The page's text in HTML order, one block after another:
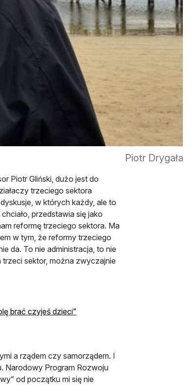
Piotr Drygała
Piotr Gliński, dużo jest do
trzeciego sektora
w których każdy, ale to
przedstawia się jako
reformę trzeciego sektora. Ma
w tym, że reformy trzeciego
da. To nie administracja, to nie
sektor, można zwyczajnie
brać czyjeś dzieci”otwiera się w nowej karcie
a rządem czy samorządem. I
Narodowy Program Rozwoju
od początku mi się nie